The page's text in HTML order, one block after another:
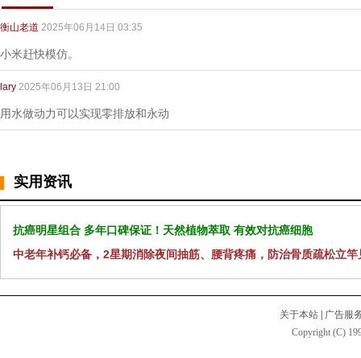
衡山老道 2025年06月14日 03:35
小米赶快模仿。
lary 2025年06月13日 21:00
用水做动力可以实现零排放和永动
实用资讯
抗癌明星组合 多年口碑保证！天然植物萃取 有效对抗癌细胞
中老年补钙必备，2星期消除夜间抽筋、腰背疼痛，防治骨质疏松立竿
关于本站
广告服
Copyright (C)